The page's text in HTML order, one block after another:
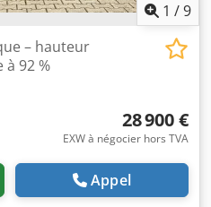
1 /9
– hauteur
à 92 %
28 900 €
EXW à négocier hors TVA
Appel